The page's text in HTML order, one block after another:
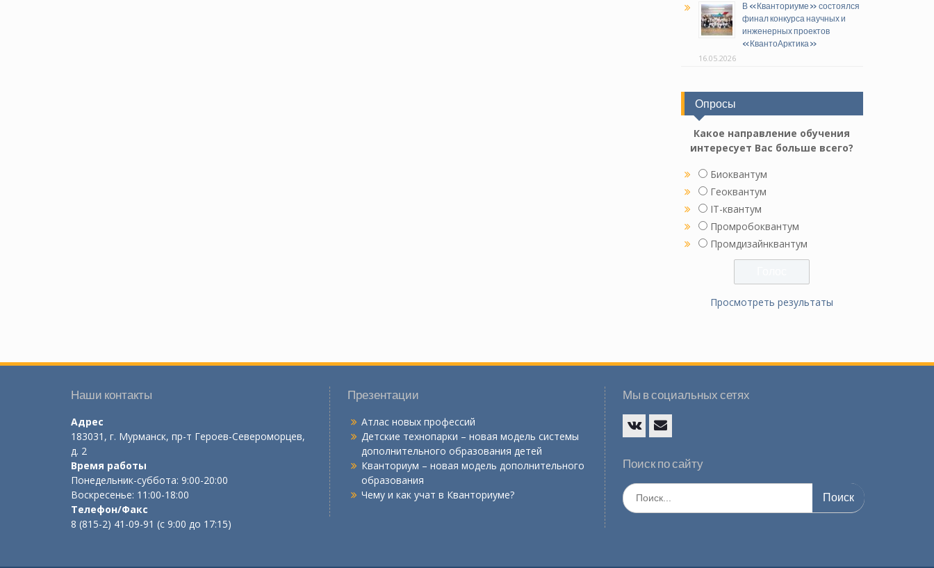
В «Кванториуме» состоялся
финал конкурса научных и
инженерных проектов
«КвантоАрктика»
16.05.2026
Опросы
Какое направление обучения
интересует Вас больше всего?
Биоквантум
Геоквантум
IT-квантум
Промробоквантум
Промдизайнквантум
Просмотреть результаты
Наши контакты
Адрес
183031, г. Мурманск, пр-т Героев-Североморцев,
д. 2
Время работы
Понедельник-суббота: 9:00-20:00
Воскресенье: 11:00-18:00
Телефон/Факс
8 (815-2) 41-09-91 (с 9:00 до 17:15)
Презентации
Атлас новых профессий
Детские технопарки – новая модель системы
дополнительного образования детей
Кванториум – новая модель дополнительного
образования
Чему и как учат в Кванториуме?
Мы в социальных сетях
mail
Поиск по сайту
Искать: